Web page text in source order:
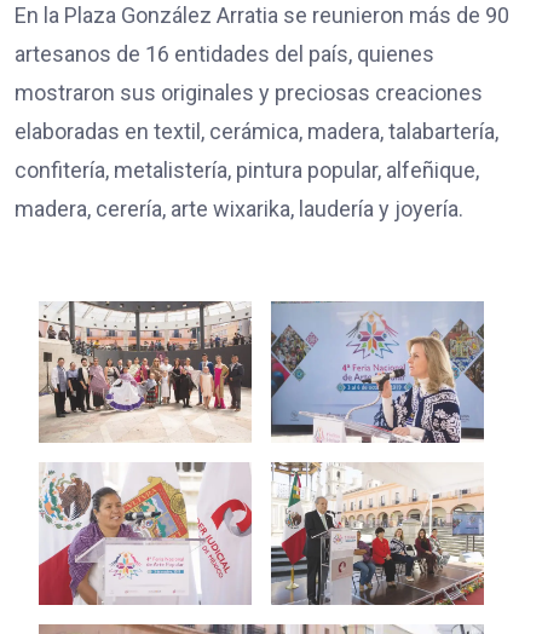
En la Plaza González Arratia se reunieron más de 90
artesanos de 16 entidades del país, quienes
mostraron sus originales y preciosas creaciones
elaboradas en textil, cerámica, madera, talabartería,
confitería, metalistería, pintura popular, alfeñique,
madera, cerería, arte wixarika, laudería y joyería.